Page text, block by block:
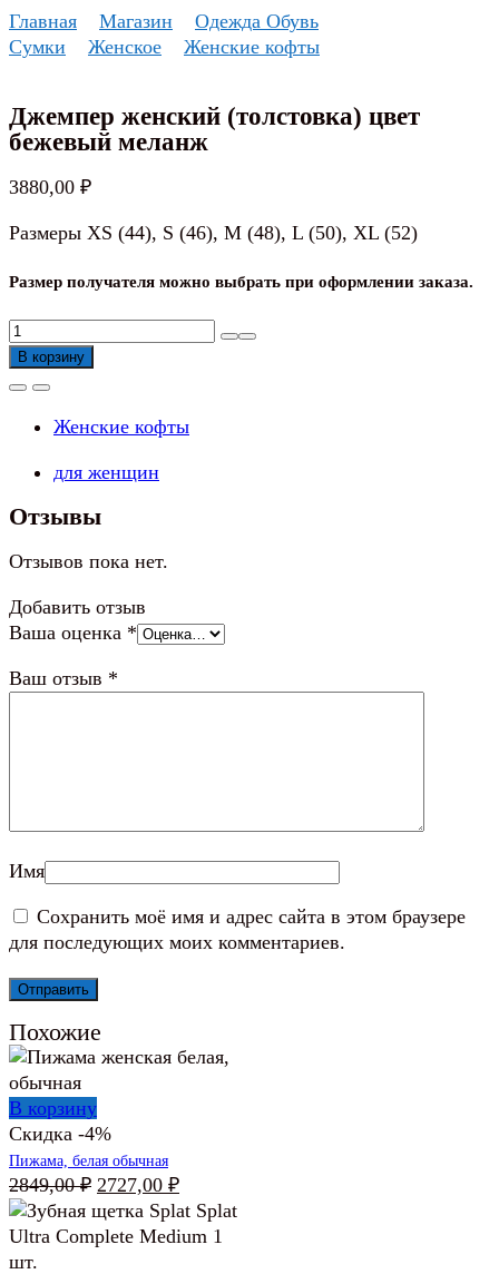
Перейти
к
Главная Магазин
Одежда Обувь
Сумки
Женское Женские кофты
Джемпер женский (толстовка) цвет
бежевый меланж
3880,00 ₽
Размеры XS (44), S (46), M (48), L (50), XL (52)
Размер получателя можно выбрать при оформлении заказа.
Количество
товара
Джемпер
(толстовка)
бежевый
меланж
В корзину
Женские кофты
для женщин
Отзывы
Отзывов пока нет.
Добавить отзыв
Ваша оценка *
Ваш отзыв *
Имя
Сохранить моё имя и адрес сайта в этом браузере
для последующих моих комментариев.
Похожие
В корзину
Скидка -4%
Пижама, белая обычная
2849,00₽ Первоначальная
цена
составляла
2727,00 ₽Текущая
цена:
2727,00 ₽.